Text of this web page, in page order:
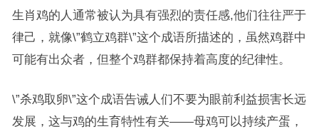
生肖鸡的人通常被认为具有强烈的责任感,他们往往严于
律己，就像\”鹤立鸡群\”这个成语所描述的，虽然鸡群中
可能有出众者，但整个鸡群都保持着高度的纪律性。
\”杀鸡取卵\”这个成语告诫人们不要为眼前利益损害长远
发展，这与鸡的生育特性有关——母鸡可以持续产蛋，